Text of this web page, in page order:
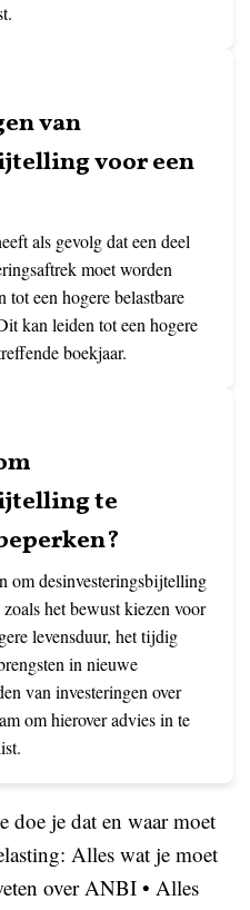
van
voor een
als gevolg dat een deel
moet worden
een hogere belastbare
kan leiden tot een hogere
boekjaar.
te
om desinvesteringsbijtelling
het bewust kiezen voor
levensduur, het tijdig
in nieuwe
van investeringen over
om hierover advies in te
doe je dat en waar moet
Alles wat je moet
over ANBI • Alles